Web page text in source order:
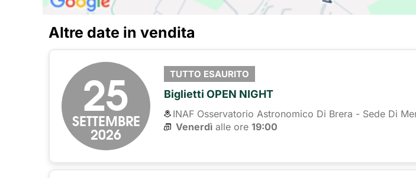
Altre date in vendita
25
SETTEMBRE
2026
TUTTO ESAURITO
Biglietti OPEN NIGHT
INAF Osservatorio Astronomico Di Brera - Sede Di
Venerdìalle ore 19:00